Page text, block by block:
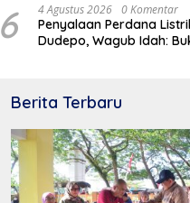
6 4 Agustus 2026 0 Komentar
Penyalaan Perdana
Dudepo, Wagub Idah:
Berita Terbaru